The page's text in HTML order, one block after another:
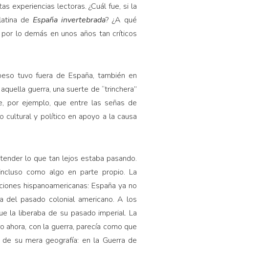
experiencias lectoras. ¿Cuál fue, si la
de España invertebrada? ¿A qué
lo demás en unos años tan críticos
tuvo fuera de España, también en
guerra, una suerte de “trinchera”
por ejemplo, que entre las señas de
cultural y político en apoyo a la causa
lo que tan lejos estaba pasando.
como algo en parte propio. La
hispanoamericanas: España ya no
del pasado colonial americano. A los
la liberaba de su pasado imperial. La
ahora, con la guerra, parecía como que
su mera geografía: en la Guerra de